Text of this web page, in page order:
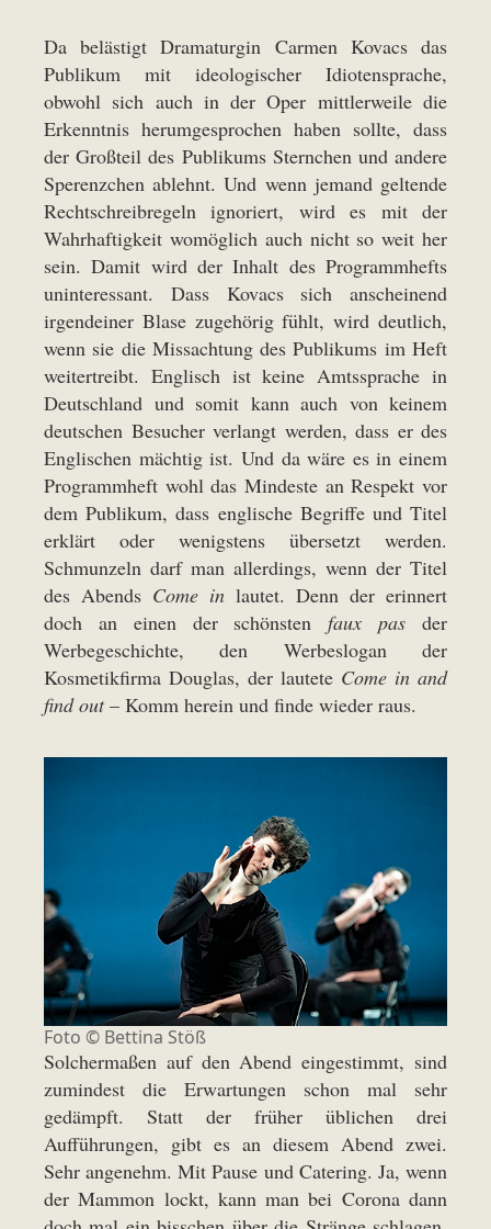
Da belästigt Dramaturgin Carmen Kovacs das
Publikum mit ideologischer Idiotensprache,
obwohl sich auch in der Oper mittlerweile die
Erkenntnis herumgesprochen haben sollte, dass
der Großteil des Publikums Sternchen und andere
Sperenzchen ablehnt. Und wenn jemand geltende
Rechtschreibregeln ignoriert, wird es mit der
Wahrhaftigkeit womöglich auch nicht so weit her
sein. Damit wird der Inhalt des Programmhefts
uninteressant. Dass Kovacs sich anscheinend
irgendeiner Blase zugehörig fühlt, wird deutlich,
wenn sie die Missachtung des Publikums im Heft
weitertreibt. Englisch ist keine Amtssprache in
Deutschland und somit kann auch von keinem
deutschen Besucher verlangt werden, dass er des
Englischen mächtig ist. Und da wäre es in einem
Programmheft wohl das Mindeste an Respekt vor
dem Publikum, dass englische Begriffe und Titel
erklärt oder wenigstens übersetzt werden.
Schmunzeln darf man allerdings, wenn der Titel
des Abends Come in lautet. Denn der erinnert
doch an einen der schönstenfaux pas der
Werbegeschichte, den Werbeslogan der
Kosmetikfirma Douglas, der lautete Come in and
find out– Komm herein und finde wieder raus.
Foto © Bettina Stöß
Solchermaßen auf den Abend eingestimmt, sind
zumindest die Erwartungen schon mal sehr
gedämpft. Statt der früher üblichen drei
Aufführungen, gibt es an diesem Abend zwei.
Sehr angenehm. Mit Pause und Catering. Ja, wenn
der Mammon lockt, kann man bei Corona dann